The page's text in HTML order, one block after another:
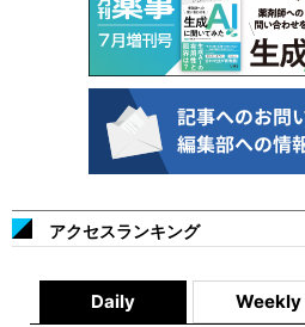
アクセスランキング
Daily Weekly